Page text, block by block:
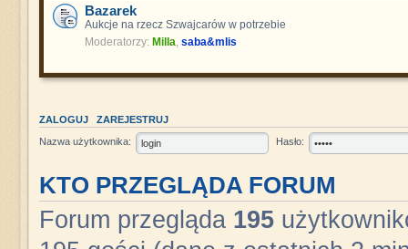
Bazarek
Aukcje na rzecz Szwajcarów w potrzebie
Moderatorzy: Milla saba&mlis
ZALOGUJ ZAREJESTRUJ
Nazwa użytkownika: Hasło:
KTO PRZEGLĄDA FORUM
Forum przegląda 195